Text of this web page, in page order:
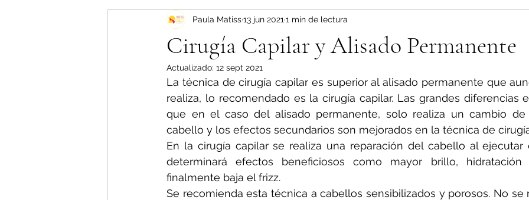
Cirugía Capilar y Alisado Permanente
Paula Matiss13 jun 2021 1 min de lectura
Actualizado: 12 sept 2021
La técnica de cirugía capilar es superior al alisado permanente que
realiza, lo recomendado es la cirugía capilar. Las grandes diferencias
que en el caso del alisado permanente, solo realiza un cambio de
cabello y los efectos secundarios son mejorados en la técnica de
En la cirugía capilar se realiza una reparación del cabello al ejecutar
determinará efectos beneficiosos como mayor brillo,
finalmente baja el frizz.
Se recomienda esta técnica a cabellos sensibilizados y porosos. No se